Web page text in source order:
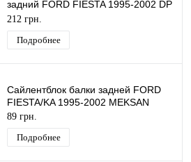
задний FORD FIESTA 1995-2002 DP
GROUP
212 грн.
Подробнее
Сайлентблок балки задней FORD
FIESTA/KA 1995-2002 MEKSAN
89 грн.
Подробнее